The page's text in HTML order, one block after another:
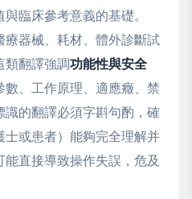
臨床參考意義的基礎。
療器械、耗材、體外診斷試
類翻譯強調功能性與安全
數、工作原理、適應癥、禁
的翻譯必須字斟句酌，確
或患者）能夠完全理解并
直接導致操作失誤，危及